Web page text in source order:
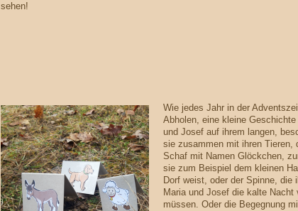
sehen!
Wie jedes Jahr in der
Abholen, eine kleine
und Josef auf ihrem langen,
sie zusammen mit ihren Tieren,
Schaf mit Namen Glöckchen,
sie zum Beispiel dem kleinen
Dorf weist, oder der Spinne, die
Maria und Josef die kalte
müssen. Oder die Begegnung